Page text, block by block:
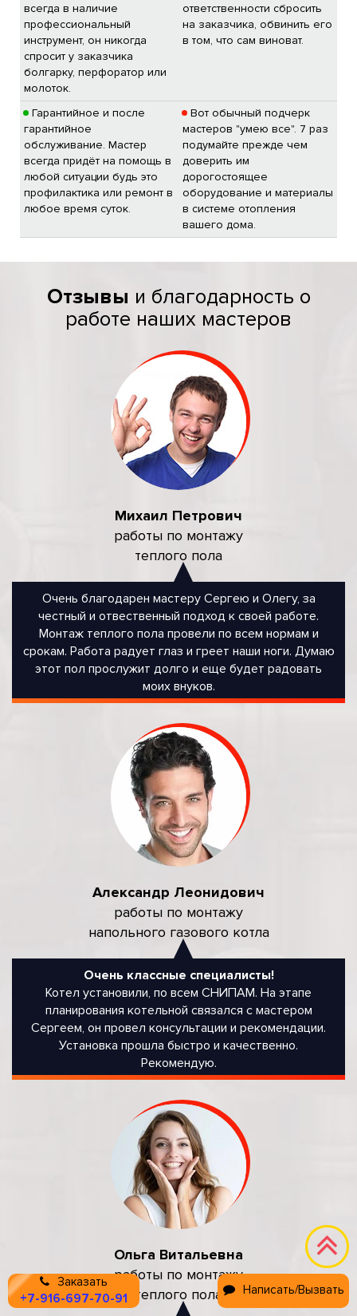
всегда в наличие
профессиональный
инструмент, он никогда
спросит у заказчика
болгарку, перфоратор или
молоток.
ответственности сбросить
на заказчика, обвинить его
в том, что сам виноват.
Гарантийное и после
гарантийное
обслуживание. Мастер
всегда придёт на помощь в
любой ситуации будь это
профилактика или ремонт в
любое время суток.
Вот обычный подчерк
мастеров "умею все". 7 раз
подумайте прежде чем
доверить им
дорогостоящее
оборудование и материалы
в системе отопления
вашего дома.
Отзывы и благодарность о
работе наших мастеров
Михаил Петрович
работы по монтажу
теплого пола
Очень благодарен мастеру Сергею и Олегу, за
честный и отвественный подход к своей работе.
Монтаж теплого пола провели по всем нормам и
срокам. Работа радует глаз и греет наши ноги. Думаю
этот пол прослужит долго и еще будет радовать
моих внуков.
Александр Леонидович
работы по монтажу
напольного газового котла
Очень классные специалисты!
Котел установили, по всем СНИПАМ. На этапе
планирования котельной связался с мастером
Сергеем, он провел консультации и рекомендации.
Установка прошла быстро и качественно.
Рекомендую.
Ольга Витальевна
работы по монтажу
теплого пола
Заказать
+7-916-697-70-91
Написать/Вызвать